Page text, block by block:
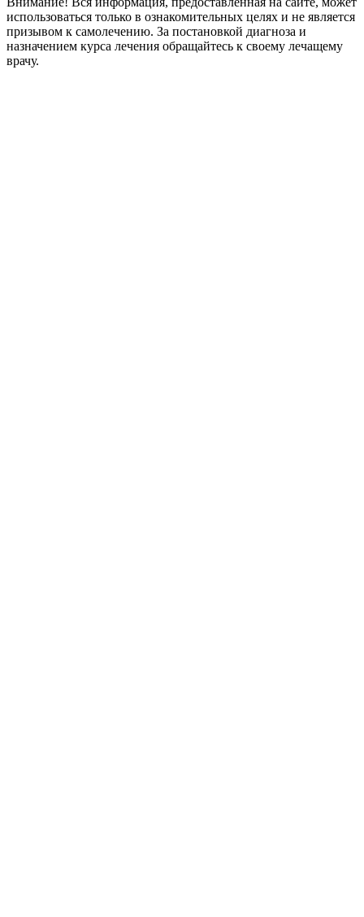
использоваться только в ознакомительных целях и не является
призывом к самолечению. За постановкой диагноза и
назначением курса лечения обращайтесь к своему лечащему
врачу.